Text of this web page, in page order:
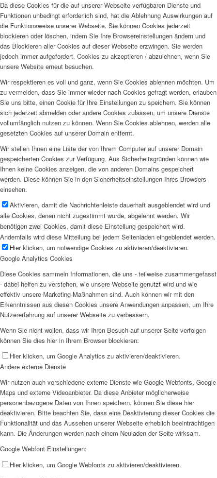
Da diese Cookies für die auf unserer Webseite verfügbaren Dienste und
Funktionen unbedingt erforderlich sind, hat die Ablehnung Auswirkungen auf
die Funktionsweise unserer Webseite. Sie können Cookies jederzeit
blockieren oder löschen, indem Sie Ihre Browsereinstellungen ändern und
das Blockieren aller Cookies auf dieser Webseite erzwingen. Sie werden
jedoch immer aufgefordert, Cookies zu akzeptieren / abzulehnen, wenn Sie
unsere Website erneut besuchen.
Wir respektieren es voll und ganz, wenn Sie Cookies ablehnen möchten. Um
zu vermeiden, dass Sie immer wieder nach Cookies gefragt werden, erlauben
Sie uns bitte, einen Cookie für Ihre Einstellungen zu speichern. Sie können
sich jederzeit abmelden oder andere Cookies zulassen, um unsere Dienste
vollumfänglich nutzen zu können. Wenn Sie Cookies ablehnen, werden alle
gesetzten Cookies auf unserer Domain entfernt.
Wir stellen Ihnen eine Liste der von Ihrem Computer auf unserer Domain
gespeicherten Cookies zur Verfügung. Aus Sicherheitsgründen können wie
Ihnen keine Cookies anzeigen, die von anderen Domains gespeichert
werden. Diese können Sie in den Sicherheitseinstellungen Ihres Browsers
einsehen.
Aktivieren, damit die Nachrichtenleiste dauerhaft ausgeblendet wird und
alle Cookies, denen nicht zugestimmt wurde, abgelehnt werden. Wir
benötigen zwei Cookies, damit diese Einstellung gespeichert wird.
Andernfalls wird diese Mitteilung bei jedem Seitenladen eingeblendet werden.
Hier klicken, um notwendige Cookies zu aktivieren/deaktivieren.
Google Analytics Cookies
Diese Cookies sammeln Informationen, die uns - teilweise zusammengefasst
- dabei helfen zu verstehen, wie unsere Webseite genutzt wird und wie
effektiv unsere Marketing-Maßnahmen sind. Auch können wir mit den
Erkenntnissen aus diesen Cookies unsere Anwendungen anpassen, um Ihre
Nutzererfahrung auf unserer Webseite zu verbessern.
Wenn Sie nicht wollen, dass wir Ihren Besuch auf unserer Seite verfolgen
können Sie dies hier in Ihrem Browser blockieren:
Hier klicken, um Google Analytics zu aktivieren/deaktivieren.
Andere externe Dienste
Wir nutzen auch verschiedene externe Dienste wie Google Webfonts, Google
Maps und externe Videoanbieter. Da diese Anbieter möglicherweise
personenbezogene Daten von Ihnen speichern, können Sie diese hier
deaktivieren. Bitte beachten Sie, dass eine Deaktivierung dieser Cookies die
Funktionalität und das Aussehen unserer Webseite erheblich beeinträchtigen
kann. Die Änderungen werden nach einem Neuladen der Seite wirksam.
Google Webfont Einstellungen:
Hier klicken, um Google Webfonts zu aktivieren/deaktivieren.